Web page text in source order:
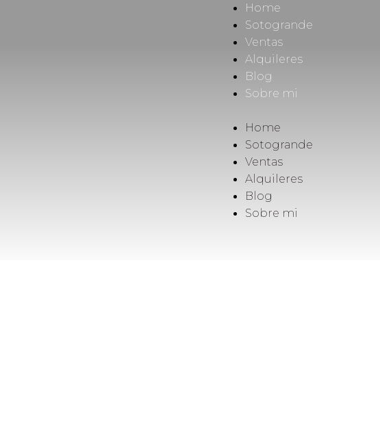
Home
Sotogrande
Ventas
Alquileres
Blog
Sobre mi
Home
Sotogrande
Ventas
Alquileres
Blog
Sobre mi